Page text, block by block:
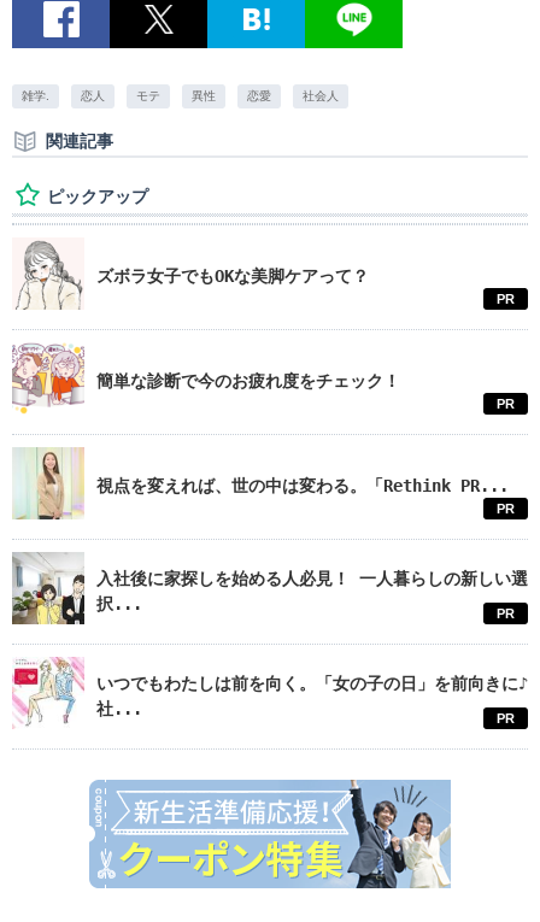
雑学. 恋人 モテ 異性 恋愛 社会人
関連記事
ピックアップ
ズボラ女子でもOKな美脚ケアって？
PR
簡単な診断で今のお疲れ度をチェック！
PR
視点を変えれば、世の中は変わる。「Rethink PR...
PR
入社後に家探しを始める人必見！ 一人暮らしの新しい選
択...
PR
いつでもわたしは前を向く。「女の子の日」を前向きに♪
社...
PR